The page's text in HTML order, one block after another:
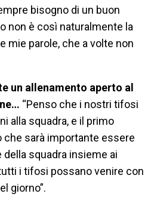
bisogno di un buon
non è così naturalmente la
mie parole, che a volte non
un allenamento aperto al
“Penso che i nostri tifosi
alla squadra, e il primo
che sarà importante essere
squadra insieme ai
i tifosi possano venire con
giorno”.